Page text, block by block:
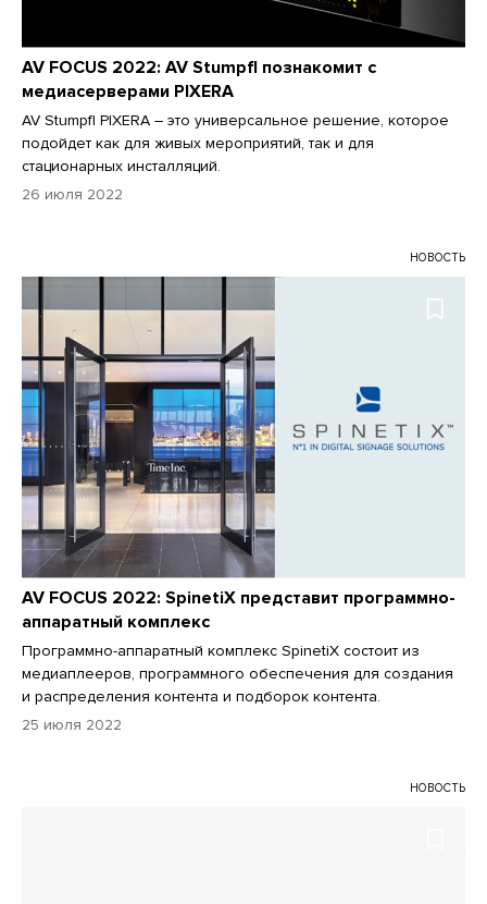
AV FOCUS 2022: AV Stumpfl познакомит с
медиасерверами PIXERA
AV Stumpfl PIXERA – это универсальное решение, которое
подойдет как для живых мероприятий, так и для
стационарных инсталляций.
26 июля 2022
НОВОСТЬ
AV FOCUS 2022: SpinetiX представит программно-
аппаратный комплекс
Программно-аппаратный комплекс SpinetiX состоит из
медиаплееров, программного обеспечения для создания
и распределения контента и подборок контента.
25 июля 2022
НОВОСТЬ